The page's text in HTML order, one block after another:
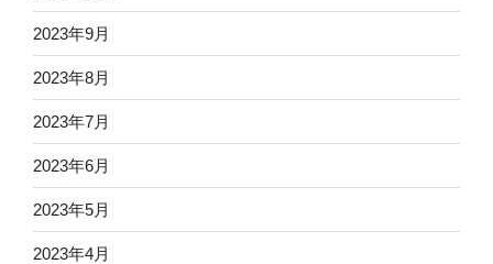
2023年9月
2023年8月
2023年7月
2023年6月
2023年5月
2023年4月